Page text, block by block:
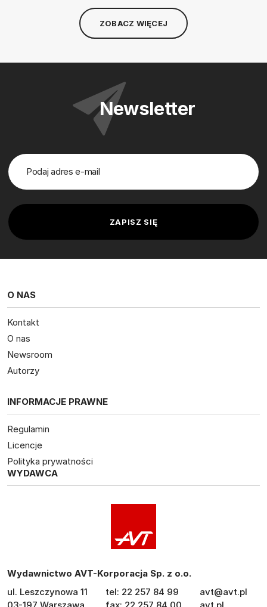
ZOBACZ WIĘCEJ
Newsletter
O NAS
Kontakt
O nas
Newsroom
Autorzy
INFORMACJE PRAWNE
Regulamin
Licencje
Polityka prywatności
WYDAWCA
Wydawnictwo AVT-Korporacja Sp. z o.o.
ul. Leszczynowa 11
tel: 22 257 84 99
avt@avt.pl